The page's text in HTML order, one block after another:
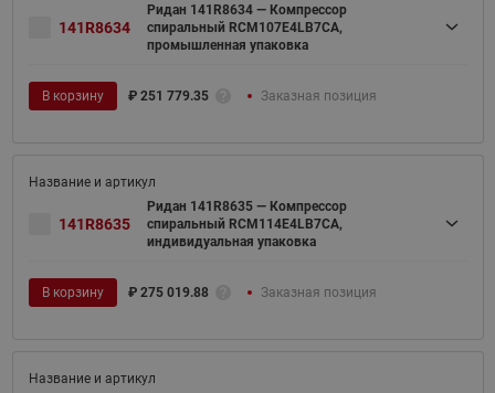
141R8634
Ридан 141R8634 — Компрессор
спиральный RCM107E4LB7CA,
промышленная упаковка
В корзину ₽ 251 779.35 Заказная позиция
141R8635
Ридан 141R8635 — Компрессор
спиральный RCM114E4LB7CA,
индивидуальная упаковка
В корзину ₽ 275 019.88 Заказная позиция